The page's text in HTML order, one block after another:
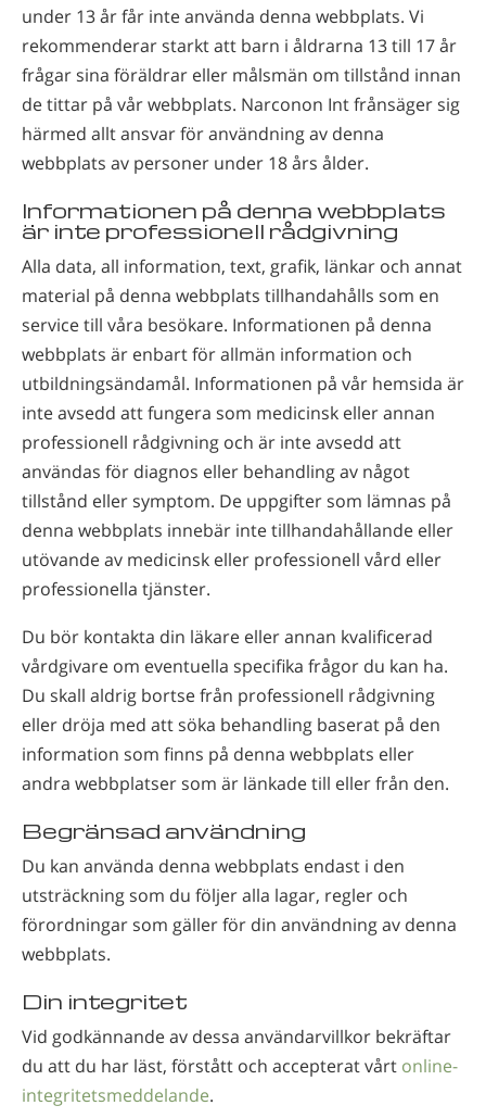
under 13 år får inte använda denna webbplats. Vi
rekommenderar starkt att barn i åldrarna 13 till 17 år
frågar sina föräldrar eller målsmän om tillstånd innan
de tittar på vår webbplats. Narconon Int frånsäger sig
härmed allt ansvar för användning av denna
webbplats av personer under 18 års ålder.
Informationen på denna webbplats
är inte professionell rådgivning
Alla data, all information, text, grafik, länkar och annat
material på denna webbplats tillhandahålls som en
service till våra besökare. Informationen på denna
webbplats är enbart för allmän information och
utbildningsändamål. Informationen på vår hemsida är
inte avsedd att fungera som medicinsk eller annan
professionell rådgivning och är inte avsedd att
användas för diagnos eller behandling av något
tillstånd eller symptom. De uppgifter som lämnas på
denna webbplats innebär inte tillhandahållande eller
utövande av medicinsk eller professionell vård eller
professionella tjänster.
Du bör kontakta din läkare eller annan kvalificerad
vårdgivare om eventuella specifika frågor du kan ha.
Du skall aldrig bortse från professionell rådgivning
eller dröja med att söka behandling baserat på den
information som finns på denna webbplats eller
andra webbplatser som är länkade till eller från den.
Begränsad användning
Du kan använda denna webbplats endast i den
utsträckning som du följer alla lagar, regler och
förordningar som gäller för din användning av denna
webbplats.
Din integritet
Vid godkännande av dessa användarvillkor bekräftar
du att du har läst, förstått och accepterat vårt online-
integritetsmeddelande.